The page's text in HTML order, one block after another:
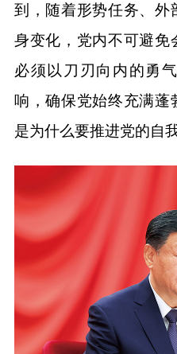
到，随着形势任务、外
身变化，党内不可避免
必须以刀刃向内的勇
响，确保党始终充满蓬
是为什么要推进党的自